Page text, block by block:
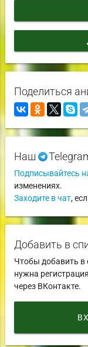
Поделиться
Наш
Подписывайтесь
изменениях.
Заходите в чат,
Добавить в
Чтобы добавить в
нужна
через ВКонтакте.